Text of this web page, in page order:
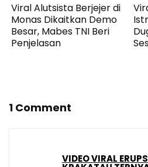
Viral Alutsista Berjejer di
Monas Dikaitkan Demo
Besar, Mabes TNI Beri
Penjelasan
1 Comment
VIDEO VIRAL